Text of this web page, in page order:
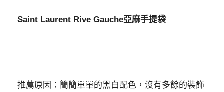
Saint Laurent Rive Gauche亞麻手提袋
推薦原因：簡簡單單的黑白配色，沒有多餘的裝飾